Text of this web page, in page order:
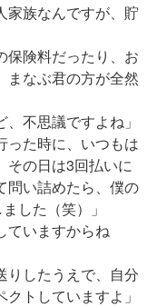
家族なんですが、貯
保険料だったり、お
まなぶ君の方が全然
不思議ですよね」
った時に、いつもは
その日は3回払いに
問い詰めたら、僕の
した（笑）」
ていますからね
りしたうえで、自分
トしていますよ」